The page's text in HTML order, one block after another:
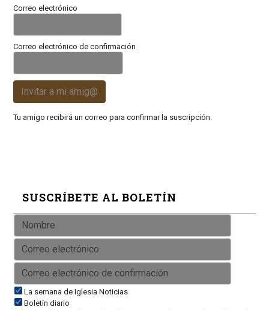
Correo electrónico
Correo electrónico de confirmación
Invitar a mi amig@
Tu amigo recibirá un correo para confirmar la suscripción.
SUSCRÍBETE AL BOLETÍN
La semana de Iglesia Noticias
Boletín diario